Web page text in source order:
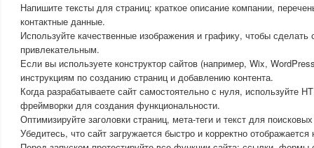
Напишите тексты для страниц: краткое описание компании,
контактные данные.
Используйте качественные изображения и графику, чтобы сделать
привлекательным.
Если вы используете конструктор сайтов (например, Wix,
инструкциям по созданию страниц и добавлению контента.
Когда разрабатываете сайт самостоятельно с нуля, используйте
фреймворки для создания функциональности.
Оптимизируйте заголовки страниц, мета-теги и текст для
Убедитесь, что сайт загружается быстро и корректно